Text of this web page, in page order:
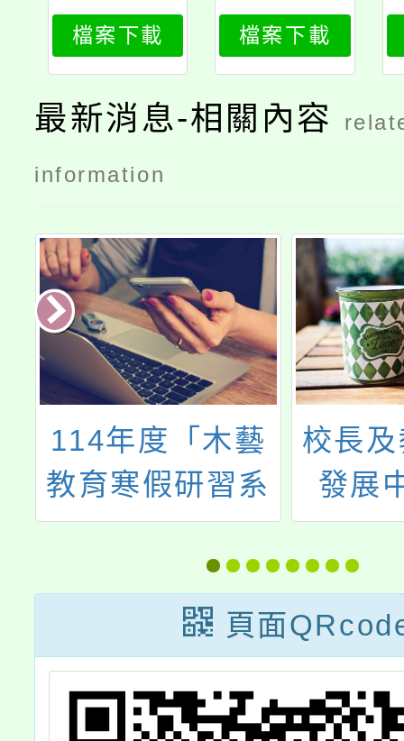
檔案下載 檔案下載
最新消息-相關內容
information
114年度「木藝
教育寒假研習系
列課程－木藝賞
析與增能研習」
校長
發展
「教
儲
頁面